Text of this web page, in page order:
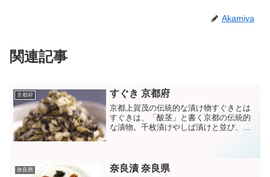
Akamiya
関連記事
京都府 すぐき 京都府
京都上賀茂の伝統的な漬け物すぐきとは
すぐきは、「酸茎」と書く京都の伝統的
な漬物。千枚漬けやしば漬けと並び、京
収穫される冬の作物です...
奈良県 奈良漬 奈良県